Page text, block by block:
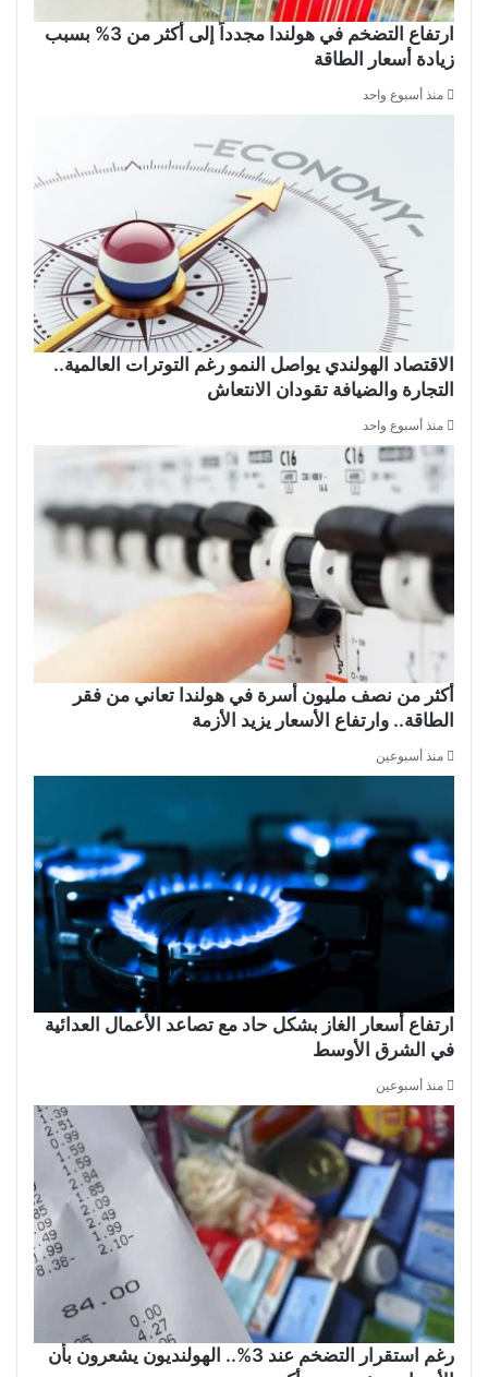
ارتفاع التضخم في هولندا مجدداً إلى أكثر من 3% بسبب
زيادة أسعار الطاقة
منذ أسبوع واحد
الاقتصاد الهولندي يواصل النمو رغم التوترات العالمية..
التجارة والضيافة تقودان الانتعاش
منذ أسبوع واحد
أكثر من نصف مليون أسرة في هولندا تعاني من فقر
الطاقة.. وارتفاع الأسعار يزيد الأزمة
منذ أسبوعين
ارتفاع أسعار الغاز بشكل حاد مع تصاعد الأعمال العدائية
في الشرق الأوسط
منذ أسبوعين
رغم استقرار التضخم عند 3%.. الهولنديون يشعرون بأن